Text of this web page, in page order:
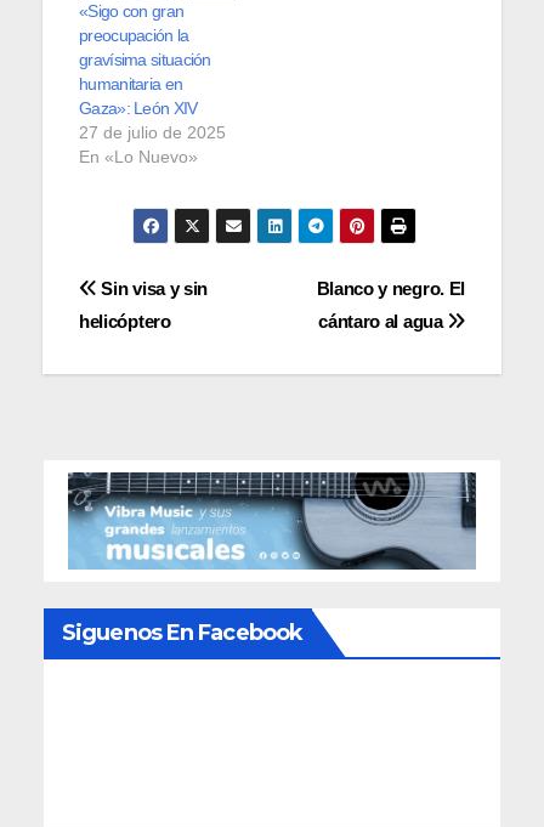
«Sigo con gran
preocupación la
gravísima situación
humanitaria en
Gaza»: León XIV
27 de julio de 2025
En «Lo Nuevo»
Navegación
Blanco y negro. El
cántaro al agua
Sin visa y sin
helicóptero
Siguenos En Facebook